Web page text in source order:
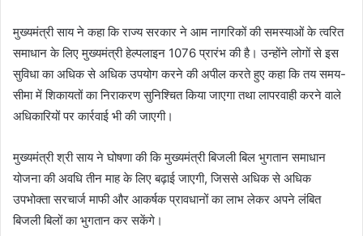
मुख्यमंत्री साय ने कहा कि राज्य सरकार ने आम नागरिकों की समस्याओं के त्वरित
समाधान के लिए मुख्यमंत्री हेल्पलाइन 1076 प्रारंभ की है। उन्होंने लोगों से इस
सुविधा का अधिक से अधिक उपयोग करने की अपील करते हुए कहा कि तय समय-
सीमा में शिकायतों का निराकरण सुनिश्चित किया जाएगा तथा लापरवाही करने वाले
अधिकारियों पर कार्रवाई भी की जाएगी।
मुख्यमंत्री श्री साय ने घोषणा की कि मुख्यमंत्री बिजली बिल भुगतान समाधान
योजना की अवधि तीन माह के लिए बढ़ाई जाएगी, जिससे अधिक से अधिक
उपभोक्ता सरचार्ज माफी और आकर्षक प्रावधानों का लाभ लेकर अपने लंबित
बिजली बिलों का भुगतान कर सकेंगे।